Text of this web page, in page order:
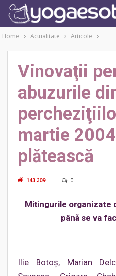
Home Actualitate Articole
Vinovaţii
abuzurile
martie
plătească
143.309 0
Mitingurile organizate
până se va
Ilie Botoş, Marian